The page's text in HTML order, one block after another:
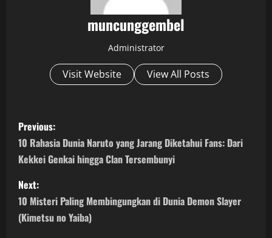
muncunggembel
Administrator
Visit Website View All Posts
P
o
s
t
n
Previous:
10 Rahasia Dunia Naruto yang Jarang Diketahui Fans: Dari
Kekkei Genkai hingga Clan Tersembunyi
Next:
10 Misteri Paling Membingungkan di Dunia Demon Slayer
(Kimetsu no Yaiba)